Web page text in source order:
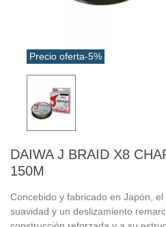
Precio oferta-5%
DAIWA J BRAID X8
150M
Concebido y fabricado en Japón,
suavidad y un deslizamiento